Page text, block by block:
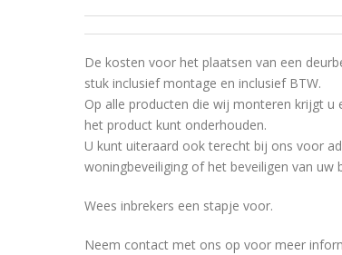
De kosten voor het plaatsen van een
stuk inclusief montage en inclusief BTW.
Op alle producten die wij monteren krijgt
het product kunt onderhouden.
U kunt uiteraard ook terecht bij ons voor
woningbeveiliging of het beveiligen van uw
Wees inbrekers een stapje voor.
Neem contact met ons op voor meer